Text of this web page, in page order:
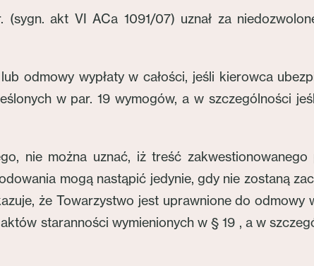
akt VI ACa 1091/07) uznał za
odmowy wypłaty w całości, jeśli kierowca
w par. 19 wymogów, a w szczególności
nie można uznać, iż treść
mogą nastąpić jedynie, gdy nie zostaną
że Towarzystwo jest uprawnione do odmowy
staranności wymienionych w § 19 , a w